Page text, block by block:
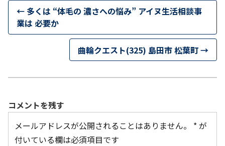
← 多くは “体毛の 濃さへの悩み” アイヌ生活相談事
業は 必要か
曲輪クエスト(325) 島田市 松葉町→
コメントを残す
メールアドレスが公開されることはありません。
*が
付いている欄は必須項目です